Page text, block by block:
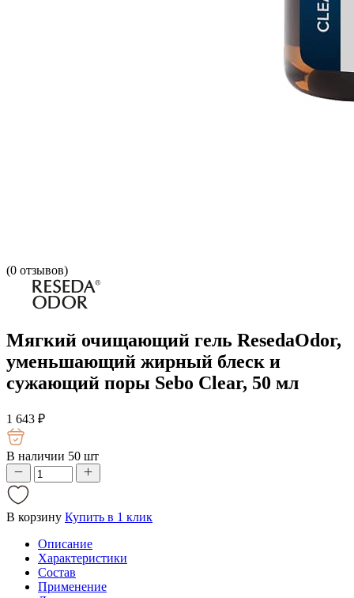
(0 отзывов)
Мягкий очищающий гель ResedaOdor,
уменьшающий жирный блеск и
сужающий поры Sebo Clear, 50 мл
1 643 ₽
В наличии 50 шт
В корзину Купить в 1 клик
Описание
Характеристики
Состав
Применение